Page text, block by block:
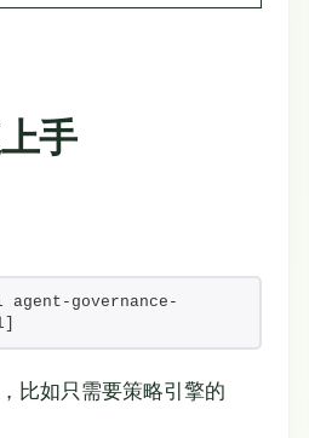
手
governance-
比如只需要策略引擎的